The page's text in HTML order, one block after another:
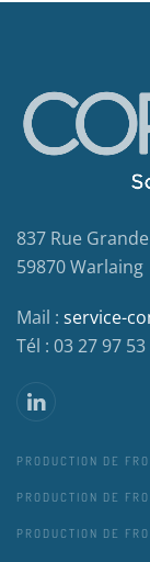
837 Rue Grande
59870 Warlaing
Mail : service-
Tél : 03 27 97
PRODUCTION DE
PRODUCTION DE
PRODUCTION DE